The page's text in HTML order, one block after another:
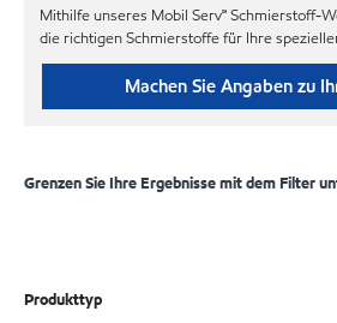
Mithilfe unseres Mobil Serv℠ Schmierstoff-
die richtigen Schmierstoffe für Ihre
Machen Sie Angaben zu
Grenzen Sie Ihre Ergebnisse mit dem Filter
Produkttyp